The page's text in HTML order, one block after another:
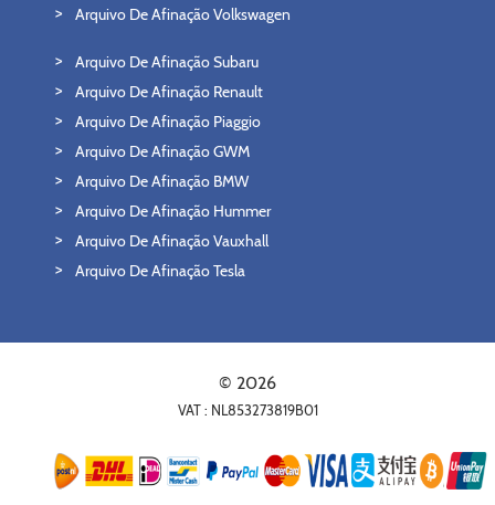
Arquivo De Afinação Volkswagen
Arquivo De Afinação Subaru
Arquivo De Afinação Renault
Arquivo De Afinação Piaggio
Arquivo De Afinação GWM
Arquivo De Afinação BMW
Arquivo De Afinação Hummer
Arquivo De Afinação Vauxhall
Arquivo De Afinação Tesla
© 2026
VAT : NL853273819B01